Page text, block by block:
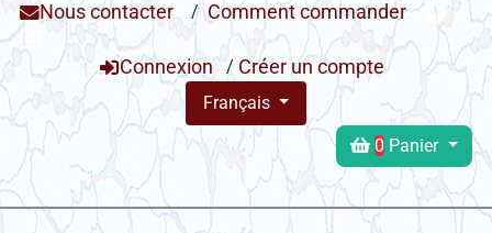
Nous contacter / Comment commander
Connexion / Créer un compte
Français
0 Panier